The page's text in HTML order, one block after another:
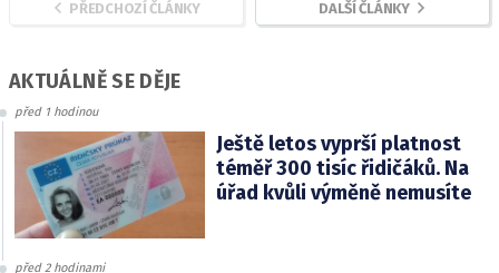
PŘEDCHOZÍ ČLÁNKY DALŠÍ ČLÁNKY
AKTUÁLNĚ SE DĚJE
před 1 hodinou
Ještě letos vyprší platnost
téměř 300 tisíc řidičáků. Na
úřad kvůli výměně nemusíte
před 2 hodinami